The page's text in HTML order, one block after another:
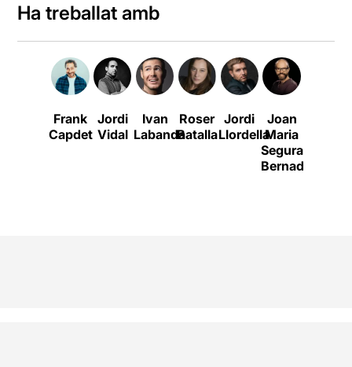
Ha treballat amb
Frank
Capdet
Jordi
Vidal
Ivan
Labanda
Roser
Batalla
Jordi
Llordella
Joan
Maria
Segura
Bernadas